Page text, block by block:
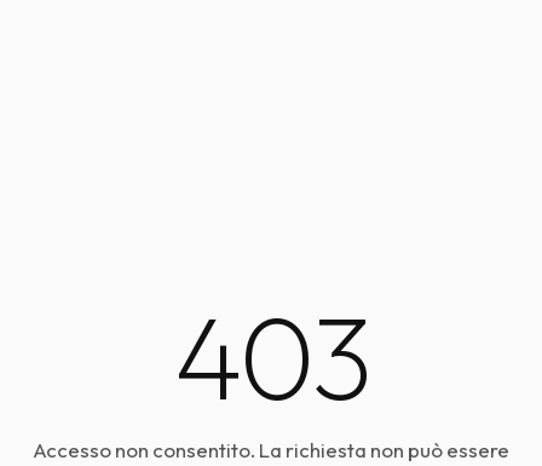
403
Accesso non consentito. La richiesta non può essere